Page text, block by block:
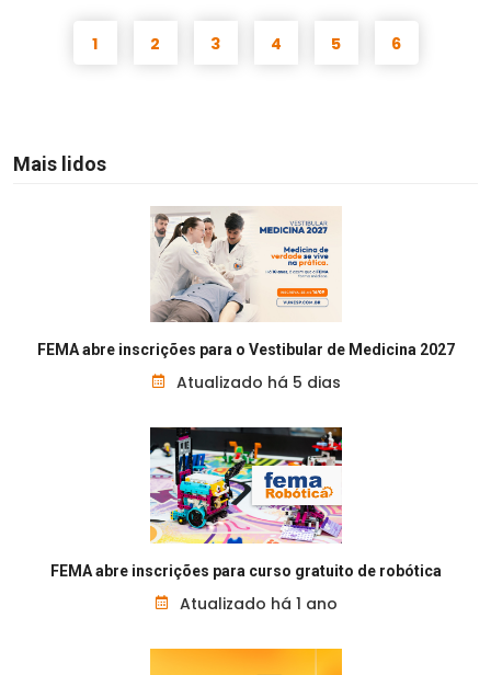
1 2 3 4 5 6
Mais lidos
FEMA abre inscrições para o Vestibular de Medicina 2027
Atualizado há 5 dias
FEMA abre inscrições para curso gratuito de robótica
Atualizado há 1 ano